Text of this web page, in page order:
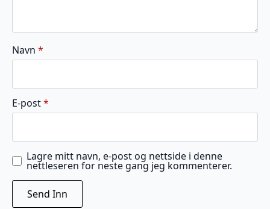
Navn *
E-post*
Lagre mitt navn, e-post og nettside i denne
nettleseren for neste gang jeg kommenterer.